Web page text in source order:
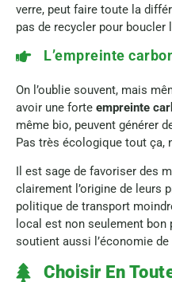
verre, peut faire toute la
pas de recycler pour boucler
L’empreinte
On l’oublie souvent, mais
avoir une forte empreinte
même bio, peuvent générer
Pas très écologique tout ça,
Il est sage de favoriser des
clairement l’origine de leurs
politique de transport
local est non seulement
soutient aussi l’économie
Choisir En